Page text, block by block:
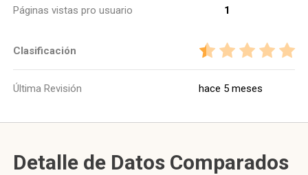
Páginas vistas pro usuario
1
Clasificación
Última Revisión hace 5 meses
Detalle de Datos Comparados